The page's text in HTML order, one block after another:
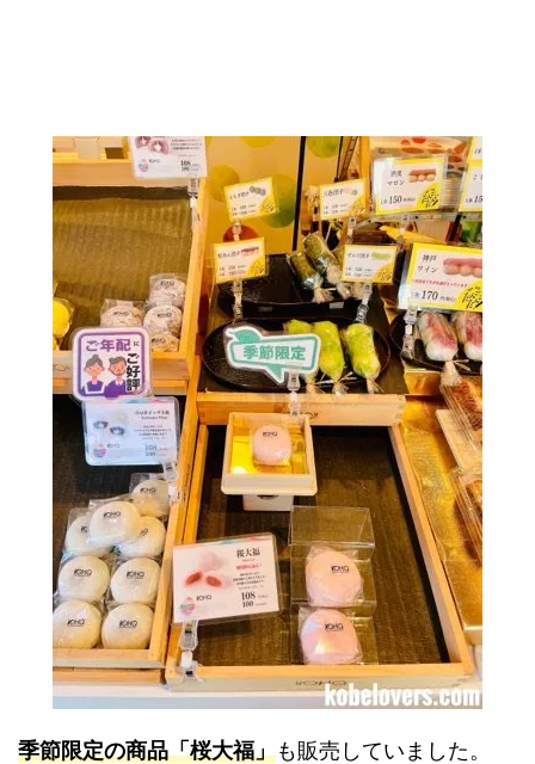
季節限定の商品「桜大福」も販売していました。